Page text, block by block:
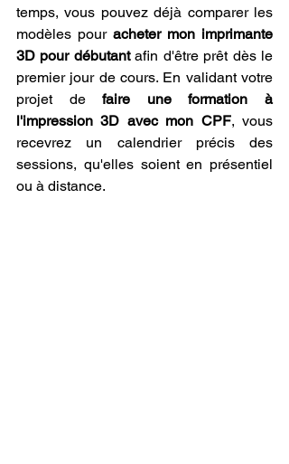
temps, vous pouvez déjà comparer les
modèles pour acheter mon imprimante
3D pour débutant afin d'être prêt dès le
premier jour de cours. En validant votre
projet de faire une formation à
l'impression 3D avec mon CPF, vous
recevrez un calendrier précis des
sessions, qu'elles soient en présentiel
ou à distance.